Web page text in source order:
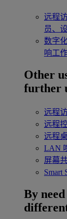
远程
员、
数字
响工
Other
further
远程
远程
远程
LAN
屏幕
Smart
By need